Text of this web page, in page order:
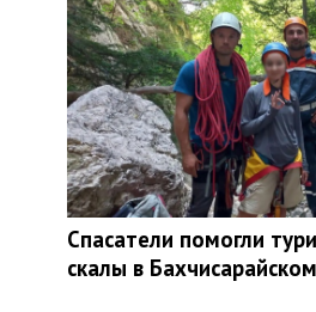
Спасатели помогли
скалы в